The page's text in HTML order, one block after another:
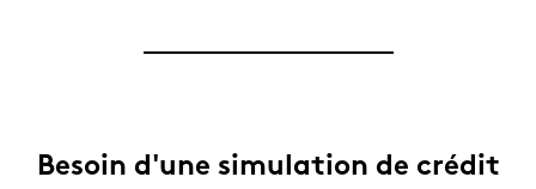
Besoin d'une simulation de crédit